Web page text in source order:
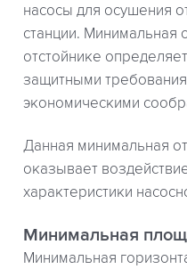
насосы для осушения
станции. Минимальная
отстойнике
защитными
экономическими
Данная минимальная
оказывает
характеристики
Минимальная
Минимальная